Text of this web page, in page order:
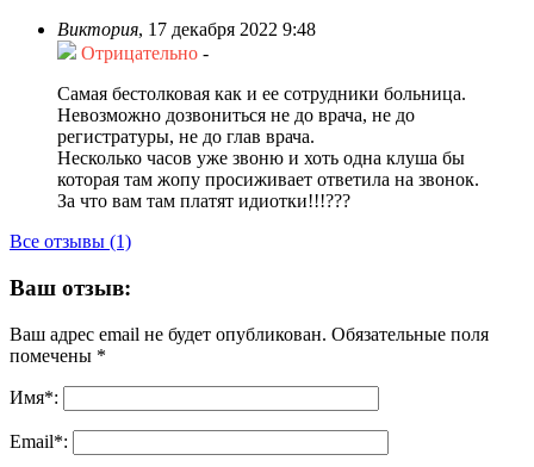
Виктория, 17 декабря 2022 9:48
Отрицательно -
Самая бестолковая как и ее сотрудники больница.
Невозможно дозвониться не до врача, не до
регистратуры, не до глав врача.
Несколько часов уже звоню и хоть одна клуша бы
которая там жопу просиживает ответила на звонок.
За что вам там платят идиотки!!!???
Все отзывы (1)
Ваш отзыв:
Ваш адрес email не будет опубликован. Обязательные поля
помечены *
Имя*:
Email*: